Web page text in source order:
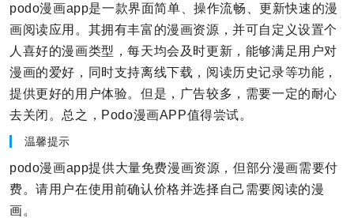
podo漫画app是一款界面简单、操作流畅、更新快速的漫
画阅读应用。其拥有丰富的漫画资源，并可自定义设置个
人喜好的漫画类型，每天均会及时更新，能够满足用户对
漫画的爱好，同时支持离线下载，阅读历史记录等功能，
提供更好的用户体验。但是，广告较多，需要一定的耐心
去关闭。总之，Podo漫画APP值得尝试。
温馨提示
podo漫画app提供大量免费漫画资源，但部分漫画需要付
费。请用户在使用前确认价格并选择自己需要阅读的漫
画。